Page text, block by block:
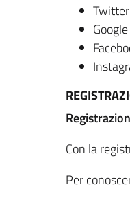
Con la
Per